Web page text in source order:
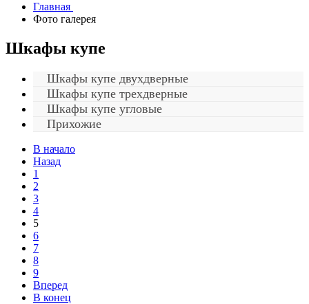
Главная
Фото галерея
Шкафы купе
Шкафы купе двухдверные
Шкафы купе трехдверные
Шкафы купе угловые
Прихожие
В начало
Назад
1
2
3
4
5
6
7
8
9
Вперед
В конец